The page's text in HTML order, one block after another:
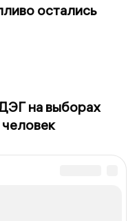
остались
на выборах